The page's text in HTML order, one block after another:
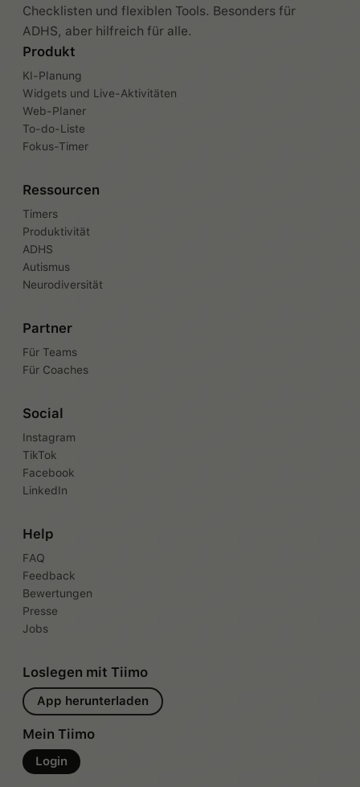
Checklisten und flexiblen Tools. Besonders für
ADHS, aber hilfreich für alle.
Produkt
KI-Planung
Widgets und Live-Aktivitäten
Web-Planer
To-do-Liste
Fokus-Timer
Ressourcen
Timers
Produktivität
ADHS
Autismus
Neurodiversität
Partner
Für Teams
Für Coaches
Social
Instagram
TikTok
Facebook
LinkedIn
Help
FAQ
Feedback
Bewertungen
Presse
Jobs
Loslegen mit Tiimo
App herunterladen
Mein Tiimo
Login